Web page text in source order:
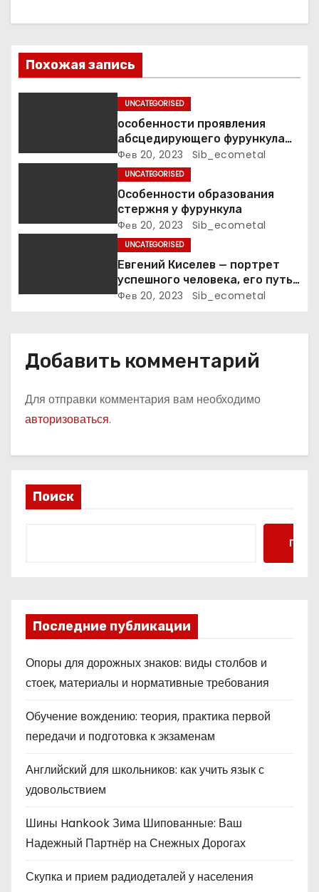
о
з
п
с
Похожая запись
UNCATEGORISED
особенности проявления
абсцедирующего фурункула
код по МКБ-10
Фев 20, 2023 Sib_ecometal
UNCATEGORISED
Особенности образования
стержня у фурункула
Фев 20, 2023 Sib_ecometal
UNCATEGORISED
Евгений Киселев — портрет
успешного человека, его путь
к славе и личное счастье
Фев 20, 2023 Sib_ecometal
Добавить комментарий
Для отправки комментария вам необходимо
авторизоваться.
Поиск
Поиск
Последние публикации
Опоры для дорожных знаков: виды столбов и
стоек, материалы и нормативные требования
Обучение вождению: теория, практика первой
передачи и подготовка к экзаменам
Английский для школьников: как учить язык с
удовольствием
Шины Hankook Зима Шипованные: Ваш
Надежный Партнёр на Снежных Дорогах
Скупка и прием радиодеталей у населения